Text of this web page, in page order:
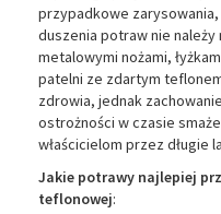
przypadkowe
duszenia potraw nie
metalowymi nożami,
patelni ze zdartym
zdrowia, jednak
ostrożności w czasie
właścicielom przez długie
Jakie potrawy najlepiej
teflonowej: